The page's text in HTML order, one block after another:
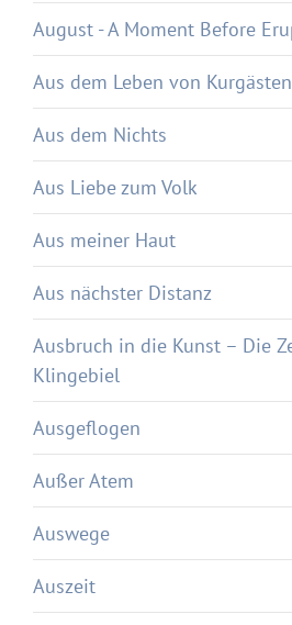
August - A Moment Before
Aus dem Leben von Kurgästen
Aus dem Nichts
Aus Liebe zum Volk
Aus meiner Haut
Aus nächster Distanz
Ausbruch in die Kunst – Die
Klingebiel
Ausgeflogen
Außer Atem
Auswege
Auszeit